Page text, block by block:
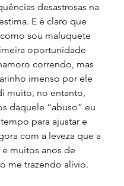
desastrosas na
E é claro que
sou maluquete
oportunidade
correndo, mas
imenso por ele
muito, no entanto,
daquele “abuso” eu
para ajustar e
com a leveza que a
muitos anos de
me trazendo alívio.